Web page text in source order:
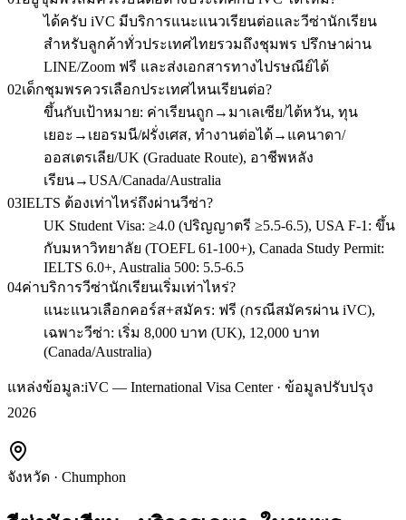
ได้ครับ iVC มีบริการแนะแนวเรียนต่อและวีซ่านักเรียน
สำหรับลูกค้าทั่วประเทศไทยรวมถึงชุมพร ปรึกษาผ่าน
LINE/Zoom ฟรี และส่งเอกสารทางไปรษณีย์ได้
02เด็กชุมพรควรเลือกประเทศไหนเรียนต่อ?
ขึ้นกับเป้าหมาย: ค่าเรียนถูก→มาเลเซีย/ไต้หวัน, ทุน
เยอะ→เยอรมนี/ฝรั่งเศส, ทำงานต่อได้→แคนาดา/
ออสเตรเลีย/UK (Graduate Route), อาชีพหลัง
เรียน→USA/Canada/Australia
03IELTS ต้องเท่าไหร่ถึงผ่านวีซ่า?
UK Student Visa: ≥4.0 (ปริญญาตรี ≥5.5-6.5), USA F-1: ขึ้น
กับมหาวิทยาลัย (TOEFL 61-100+), Canada Study Permit:
IELTS 6.0+, Australia 500: 5.5-6.5
04ค่าบริการวีซ่านักเรียนเริ่มเท่าไหร่?
แนะแนวเลือกคอร์ส+สมัคร: ฟรี (กรณีสมัครผ่าน iVC),
เฉพาะวีซ่า: เริ่ม 8,000 บาท (UK), 12,000 บาท
(Canada/Australia)
แหล่งข้อมูล:iVC — International Visa Center · ข้อมูลปรับปรุง
2026
จังหวัด · Chumphon